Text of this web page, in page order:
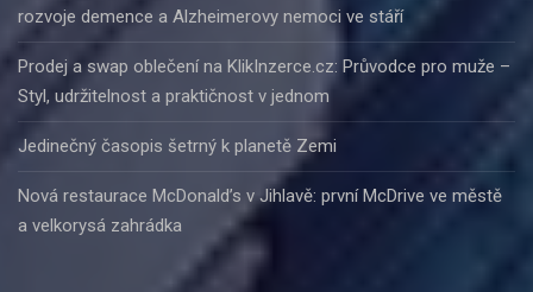
rozvoje demence a Alzheimerovy nemoci ve stáří
Prodej a swap oblečení na KlikInzerce.cz: Průvodce pro muže –
Styl, udržitelnost a praktičnost v jednom
Jedinečný časopis šetrný k planetě Zemi
Nová restaurace McDonald’s v Jihlavě: první McDrive ve městě
a velkorysá zahrádka